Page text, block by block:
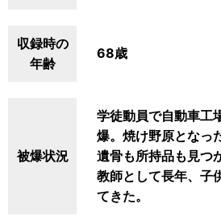
収録時の
年齢
68歳
被爆状況
学徒動員で自動車工
爆。焼け野原となっ
遺骨も所持品も見つ
教師として長年、子
てきた。